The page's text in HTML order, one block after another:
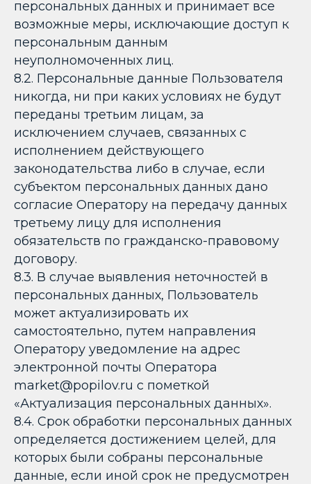
персональных данных и принимает все
возможные меры, исключающие доступ к
персональным данным
неуполномоченных лиц.
8.2. Персональные данные Пользователя
никогда, ни при каких условиях не будут
переданы третьим лицам, за
исключением случаев, связанных с
исполнением действующего
законодательства либо в случае, если
субъектом персональных данных дано
согласие Оператору на передачу данных
третьему лицу для исполнения
обязательств по гражданско-правовому
договору.
8.3. В случае выявления неточностей в
персональных данных, Пользователь
может актуализировать их
самостоятельно, путем направления
Оператору уведомление на адрес
электронной почты Оператора
market@popilov.ru с пометкой
«Актуализация персональных данных».
8.4. Срок обработки персональных данных
определяется достижением целей, для
которых были собраны персональные
данные, если иной срок не предусмотрен